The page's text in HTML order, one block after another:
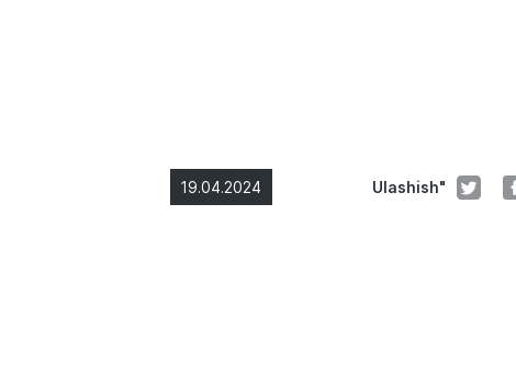
19.04.2024 Ulashish"